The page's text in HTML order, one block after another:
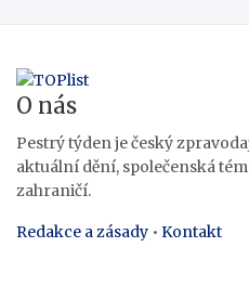
O nás
Pestrý týden je český
aktuální dění, společenská
zahraničí.
Redakce a zásady • Kontakt